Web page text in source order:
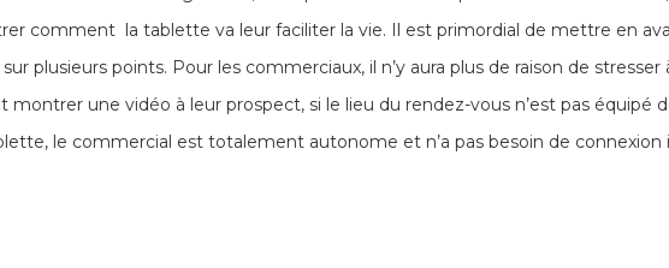
comment la tablette va leur faciliter la vie. Il est primordial de mettre en
plusieurs points. Pour les commerciaux, il n’y aura plus de raison de stresser
une vidéo à leur prospect, si le lieu du rendez-vous n’est pas équipé
le commercial est totalement autonome et n’a pas besoin de connexion